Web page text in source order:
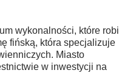
wykonalności, które robi
fińską, która specjalizuje
Miasto
w inwestycji na